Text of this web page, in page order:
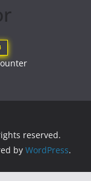
reserved.
by WordPress.